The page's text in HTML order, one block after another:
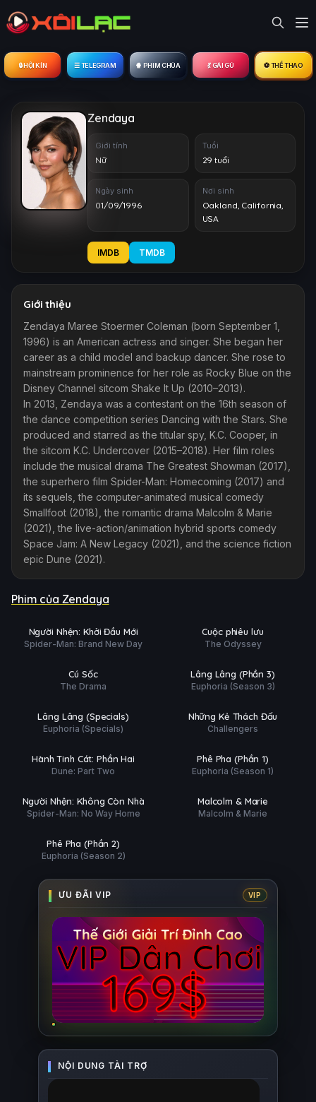
🔒︎ HỘI KÍN ☰ TELEGRAM 🍿 PHIM CHÙA 💃 GÁI GÚ ⚽ THỂ THAO
Zendaya
Giới tính
Nữ
Tuổi
29 tuổi
Ngày sinh
01/09/1996
Nơi sinh
Oakland, California,
USA
IMDB TMDB
Giới thiệu
Zendaya Maree Stoermer Coleman (born September 1,
1996) is an American actress and singer. She began her
career as a child model and backup dancer. She rose to
mainstream prominence for her role as Rocky Blue on the
Disney Channel sitcom Shake It Up (2010–2013).
In 2013, Zendaya was a contestant on the 16th season of
the dance competition series Dancing with the Stars. She
produced and starred as the titular spy, K.C. Cooper, in
the sitcom K.C. Undercover (2015–2018). Her film roles
include the musical drama The Greatest Showman (2017),
the superhero film Spider-Man: Homecoming (2017) and
its sequels, the computer-animated musical comedy
Smallfoot (2018), the romantic drama Malcolm & Marie
(2021), the live-action/animation hybrid sports comedy
Space Jam: A New Legacy (2021), and the science fiction
epic Dune (2021).
Phim của Zendaya
HDNgười Nhện: Khởi Đầu Mới
Spider-Man: Brand New Day
Cuộc phiêu lưu
The Odyssey
Lẻ
Cú Sốc
The Drama
Hoàn tất (8/8)
Lâng Lâng (Phần 3)
Euphoria (Season 3)
Lâng Lâng (Specials)
Euphoria (Specials)
Những Kẻ Thách Đấu
Challengers
Hành Tinh Cát: Phần Hai
Dune: Part Two
Phê Pha (Phần 1)
Euphoria (Season 1)
FHD
Người Nhện: Không Còn Nhà
Spider-Man: No Way Home
ĐỀ
Malcolm & Marie
Malcolm & Marie
tất (8/8)
Phê Pha (Phần 2)
Euphoria (Season 2)